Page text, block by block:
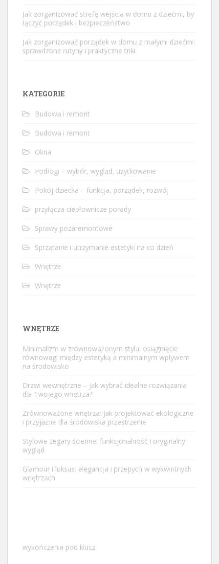
Jak zorganizować strefę wejścia w domu z dziećmi, by
łączyć porządek i bezpieczeństwo
Jak zorganizować porządek w domu z małymi dziećmi:
sprawdzone rutyny i praktyczne triki
KATEGORIE
Budowa i remont
Budowa i remont
Okna
Podłogi – wybór, wygląd, użytkowanie
Pokój dziecka – funkcja, porządek, rozwój
przyłącza ciepłownicze porady
Sprawy pozaremontowe
Sprzątanie i utrzymanie estetyki na co dzień
Wnętrze
Wnętrze
WNĘTRZE
Minimalizm w zrównoważonym stylu: osiągnięcie
równowagi między estetyką a minimalnym wpływem
na środowisko
Drzwi wewnętrzne – jak wybrać idealne rozwiązania
dla Twojego wnętrza?
Zrównoważone wnętrza: jak projektować ekologiczne
i przyjazne dla środowiska przestrzenie
Stylowe zegary ścienne: funkcjonalność i oryginalny
wygląd
Glamour i luksus: elegancja i przepych w wykwintnych
wnętrzach
wykończenia pod klucz